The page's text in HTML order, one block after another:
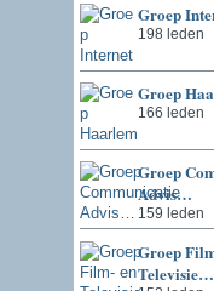
Groep
198 leden
Groep
166 leden
Groep
Advis…
159 leden
Groep
Televisie…